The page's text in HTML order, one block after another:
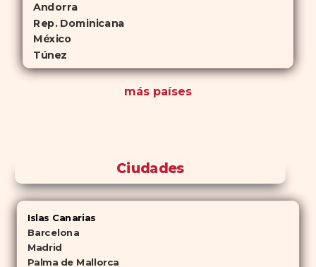
Andorra
Rep. Dominicana
México
Túnez
más países
Ciudades
Islas Canarias
Barcelona
Madrid
Palma de Mallorca